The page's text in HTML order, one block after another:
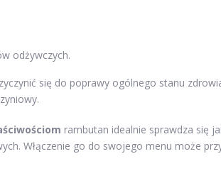
odżywczych.
się do poprawy ogólnego stanu
rambutan idealnie sprawdza się
Włączenie go do swojego menu może